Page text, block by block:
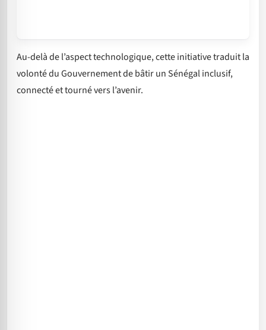
Au-delà de l’aspect technologique, cette initiative traduit la
volonté du Gouvernement de bâtir un Sénégal inclusif,
connecté et tourné vers l’avenir.